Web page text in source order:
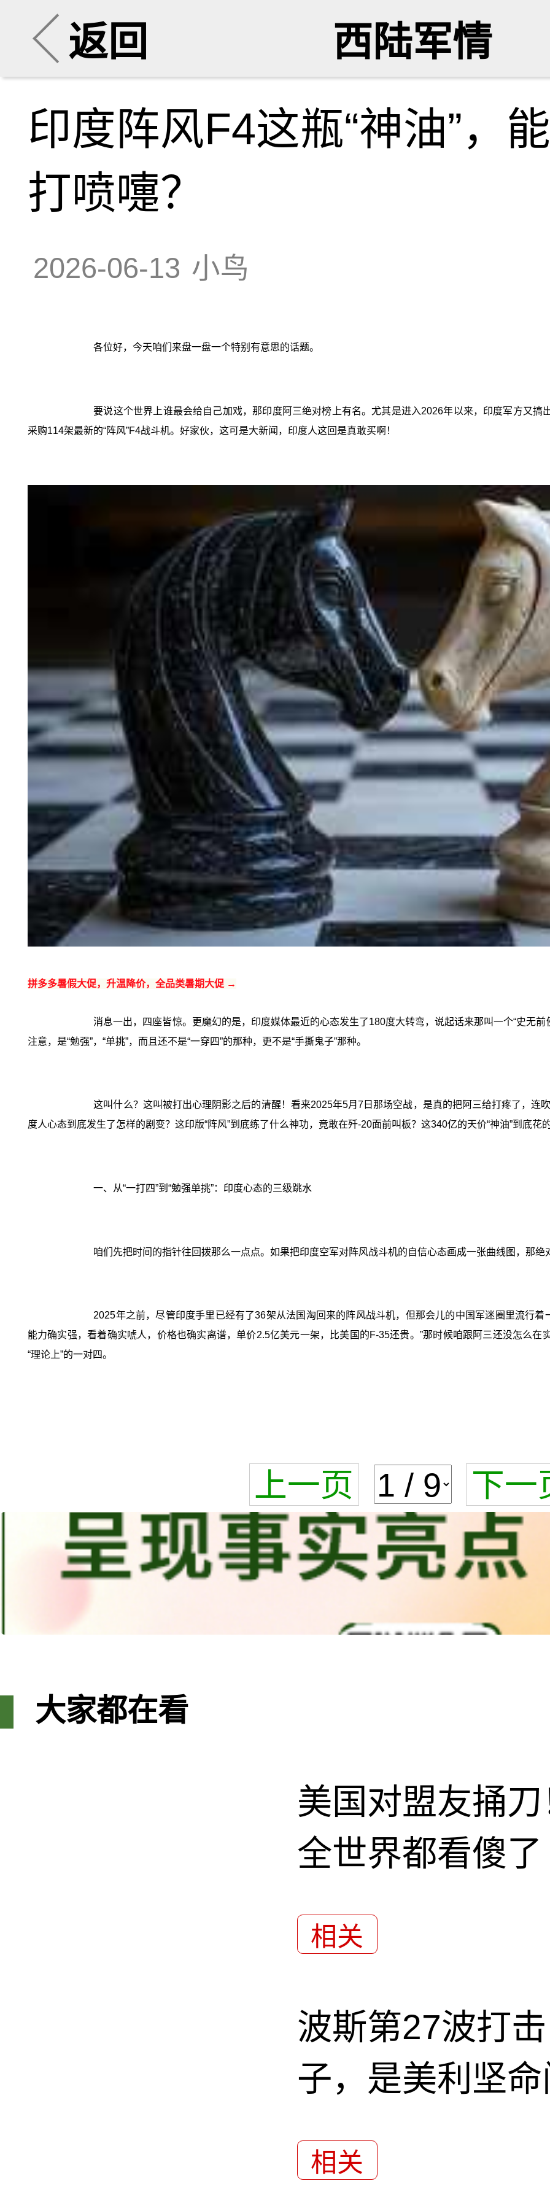
返回 西陆军情
印度阵风F4这瓶“神油”，
打喷嚏？
2026-06-13 小鸟
各位好，今天咱们来盘一盘一个特别有意思的话题。
要说这个世界上谁最会给自己加戏，那印度阿三绝对榜上有名。尤其是进入2026年以来，印度军方又
采购114架最新的“阵风”F4战斗机。好家伙，这可是大新闻，印度人这回是真敢买啊！
拼多多暑假大促，升温降价，全品类暑期大促 →
消息一出，四座皆惊。更魔幻的是，印度媒体最近的心态发生了180度大转弯，说起话来那叫一个“史无
注意，是“勉强”，“单挑”，而且还不是“一穿四”的那种，更不是“手撕鬼子”那种。
这叫什么？这叫被打出心理阴影之后的清醒！看来2025年5月7日那场空战，是真的把阿三给打疼了，连
度人心态到底发生了怎样的剧变？这印版“阵风”到底练了什么神功，竟敢在歼-20面前叫板？这340亿的天价“神油”到底花
一、从“一打四”到“勉强单挑”：印度心态的三级跳水
咱们先把时间的指针往回拨那么一点点。如果把印度空军对阵风战斗机的自信心态画成一张曲线图，那绝
2025年之前，尽管印度手里已经有了36架从法国淘回来的阵风战斗机，但那会儿的中国军迷圈里流行
能力确实强，看着确实唬人，价格也确实离谱，单价2.5亿美元一架，比美国的F-35还贵。”那时候咱跟阿三还没怎么在
“理论上”的一对四。
上一页 下一
大家都在看
美国对盟友捅
全世界都看傻了
相关
波斯第27波打
子，是美利坚
相关